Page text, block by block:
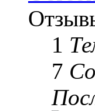
1
7